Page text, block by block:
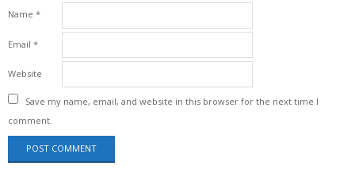
Name *
Email *
Website
Save my name, email, and website in this browser for the next time I
comment.